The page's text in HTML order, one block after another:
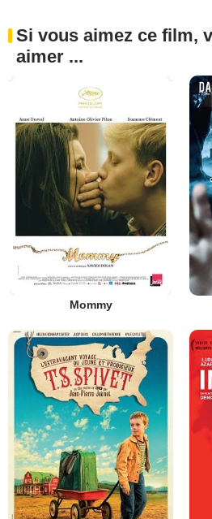
Si vous aimez ce film,
aimer ...
Mommy